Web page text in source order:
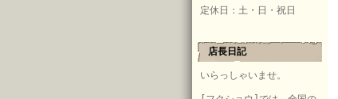
定休日：土・日・祝日
店長日記
いらっしゃいませ。